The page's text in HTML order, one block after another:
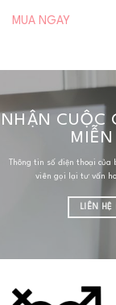
MUA NGAY
NHẬN CUỘC
MIỄN
Thông tin số điện thoại
viên gọi lại tư vấn
LIÊN HỆ